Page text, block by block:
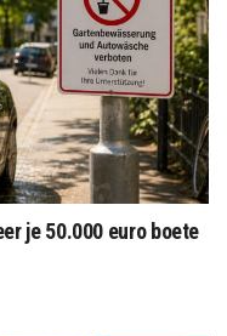
je 50.000 euro boete